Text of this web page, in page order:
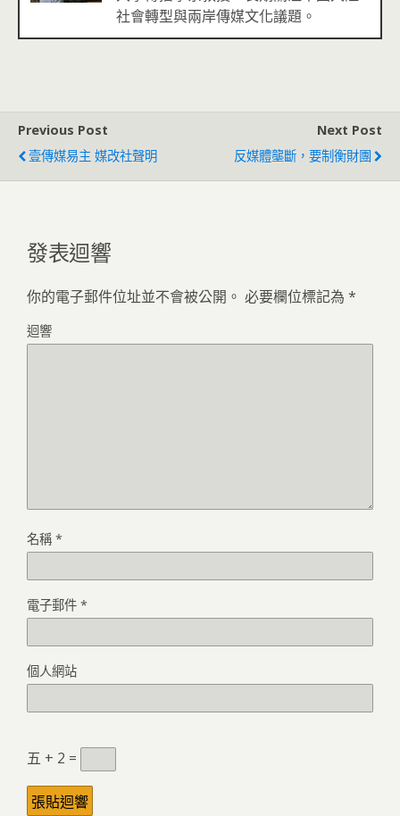
社會轉型與兩岸傳媒文化議題。
Previous Post
壹傳媒易主 媒改社聲明
Next Post
反媒體壟斷，要制衡財團
發表迴響
你的電子郵件位址並不會被公開。 必要欄位標記為 *
迴響
名稱 *
電子郵件 *
個人網站
五 + 2 =